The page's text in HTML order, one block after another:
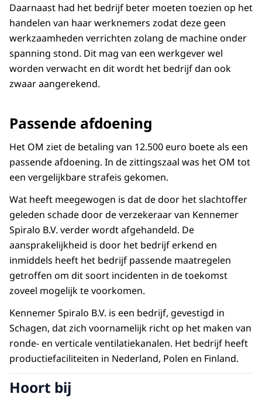
Daarnaast had het bedrijf beter moeten toezien op het
handelen van haar werknemers zodat deze geen
werkzaamheden verrichten zolang de machine onder
spanning stond. Dit mag van een werkgever wel
worden verwacht en dit wordt het bedrijf dan ook
zwaar aangerekend.
Passende afdoening
Het OM ziet de betaling van 12.500 euro boete als een
passende afdoening. In de zittingszaal was het OM tot
een vergelijkbare strafeis gekomen.
Wat heeft meegewogen is dat de door het slachtoffer
geleden schade door de verzekeraar van Kennemer
Spiralo B.V. verder wordt afgehandeld. De
aansprakelijkheid is door het bedrijf erkend en
inmiddels heeft het bedrijf passende maatregelen
getroffen om dit soort incidenten in de toekomst
zoveel mogelijk te voorkomen.
Kennemer Spiralo B.V. is een bedrijf, gevestigd in
Schagen, dat zich voornamelijk richt op het maken van
ronde- en verticale ventilatiekanalen. Het bedrijf heeft
productiefaciliteiten in Nederland, Polen en Finland.
Hoort bij